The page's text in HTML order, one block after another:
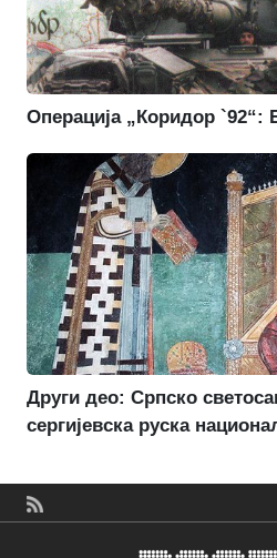
Операција „Коридор `92“:
Други део: Српско
сергијевска руска